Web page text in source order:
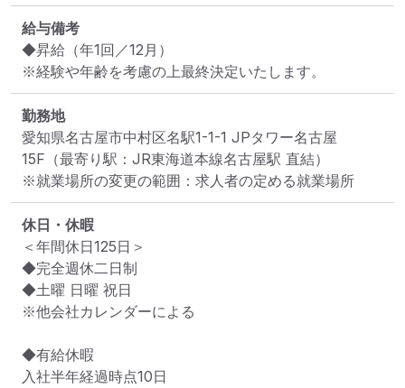
給与備考
◆昇給（年1回／12月）
※経験や年齢を考慮の上最終決定いたします。
勤務地
愛知県名古屋市中村区名駅1-1-1 JPタワー名古屋
15F （最寄り駅：JR東海道本線名古屋駅 直結）
※就業場所の変更の範囲：求人者の定める就業場所
休日・休暇
＜年間休日125日＞
◆完全週休二日制
◆土曜 日曜 祝日
※他会社カレンダーによる
◆有給休暇
入社半年経過時点10日